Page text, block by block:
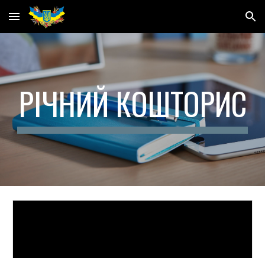
Skip to main content Skip to navigation
РІЧНИЙ КОШТОРИС